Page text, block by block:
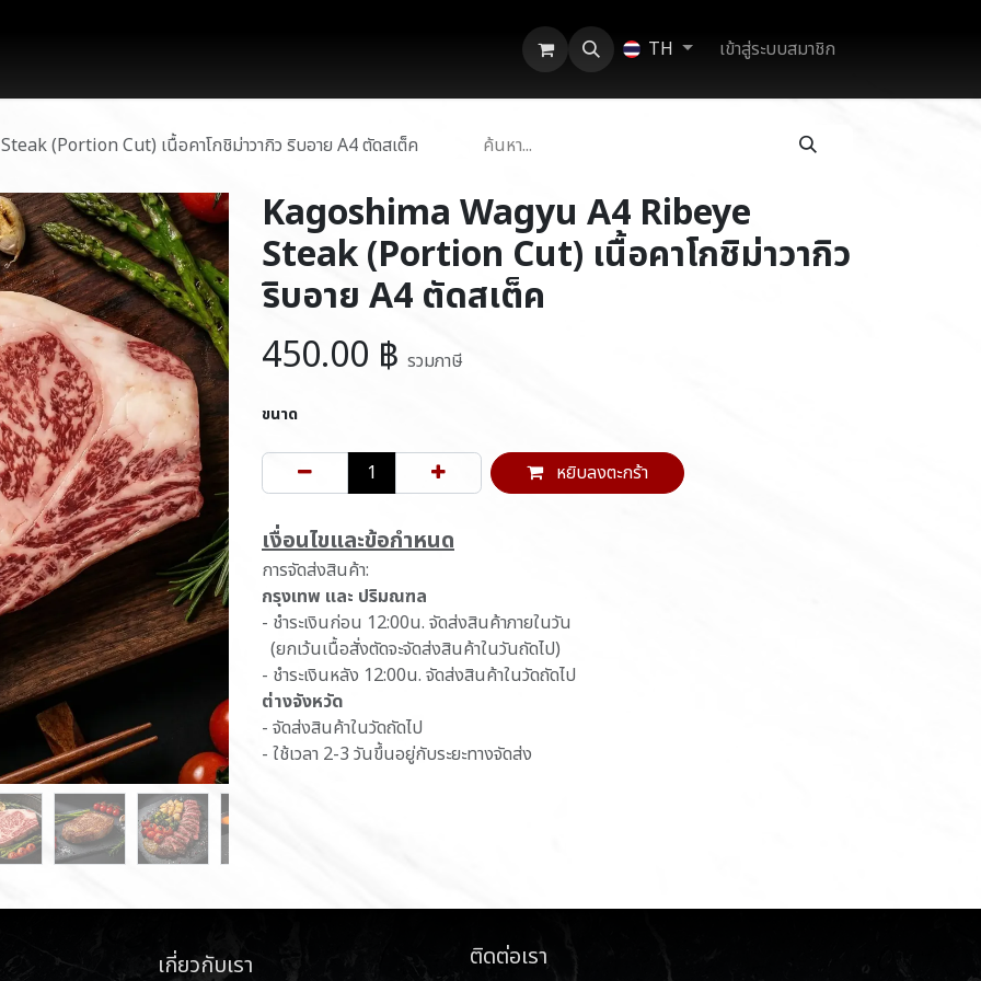
TH เข้าสู่ระบบสมาชิก
(Portion Cut) เนื้อคาโกชิม่าวากิว ริบอาย A4 ตัดสเต็ค
Kagoshima Wagyu A4 Ribeye
Steak (Portion Cut) เนื้อคาโกชิม่าวากิว
ริบอาย A4 ตัดสเต็ค
450.00 ฿ รวมภาษี
ขนาด
หยิบลงตะกร้า
เ​งื่อนไขและข้อกำหนด
การจัดส่งสินค้า:
กรุงเทพ และ ปริมณฑล
- ชำระเงินก่อน 12:00น. จัดส่งสินค้าภายในวัน
(ยกเว้นเนื้อสั่งตัดจะจัดส่งสินค้าในวันถัดไป)
- ชำระเงินหลัง 12:00น. จัดส่งสินค้าในวัดถัดไป
ต่างจังหวัด
- จัดส่งสินค้าในวัดถัดไป
- ใช้เวลา 2-3 วันขึ้นอยู่กับระยะทางจัดส่ง
เกี่ยวกับเรา ติดต่อเรา